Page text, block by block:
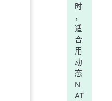
时
，
适
合
用
动
态
N
AT